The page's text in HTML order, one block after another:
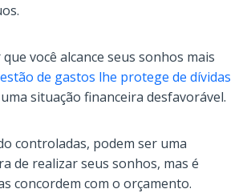
você alcance seus sonhos mais
de gastos lhe protege de dívidas
situação financeira desfavorável.
controladas, podem ser uma
de realizar seus sonhos, mas é
concordem com o orçamento.